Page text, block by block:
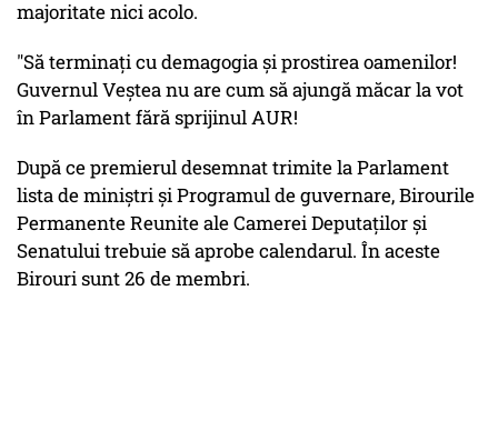
majoritate nici acolo.
"Să terminați cu demagogia și prostirea oamenilor!
Guvernul Veștea nu are cum să ajungă măcar la vot
în Parlament fără sprijinul AUR!
După ce premierul desemnat trimite la Parlament
lista de miniștri și Programul de guvernare, Birourile
Permanente Reunite ale Camerei Deputaților și
Senatului trebuie să aprobe calendarul. În aceste
Birouri sunt 26 de membri.